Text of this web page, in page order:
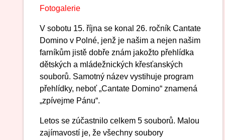
Fotogalerie
V sobotu 15. října se konal 26. ročník Cantate
Domino v Polné, jenž je našim a nejen našim
farníkům jistě dobře znám jakožto přehlídka
dětských a mládežnických křesťanských
souborů. Samotný název vystihuje program
přehlídky, neboť „Cantate Domino“ znamená
„zpívejme Pánu“.
Letos se zúčastnilo celkem 5 souborů. Malou
zajímavostí je, že všechny soubory